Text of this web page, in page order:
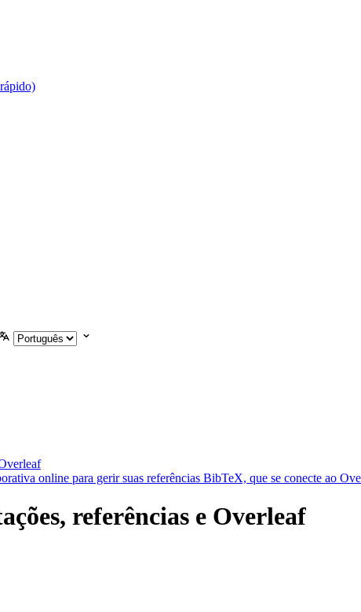
online para gerir suas referências BibTeX, que se conecte ao
referências e Overleaf